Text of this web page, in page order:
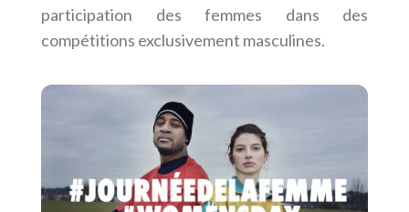
participation des femmes dans des
compétitions exclusivement masculines.